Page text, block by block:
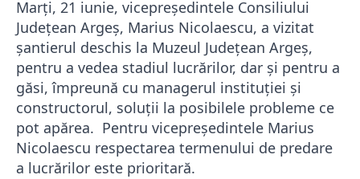
Marți, 21 iunie, vicepreședintele Consiliului
Județean Argeș, Marius Nicolaescu, a vizitat
șantierul deschis la Muzeul Județean Argeș,
pentru a vedea stadiul lucrărilor, dar și pentru a
găsi, împreună cu managerul instituției și
constructorul, soluții la posibilele probleme ce
pot apărea. Pentru vicepreședintele Marius
Nicolaescu respectarea termenului de predare
a lucrărilor este prioritară.